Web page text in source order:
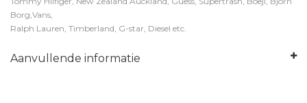
Borg,Vans,
Ralph Lauren, Timberland, G-star, Diesel etc.
Aanvullende informatie